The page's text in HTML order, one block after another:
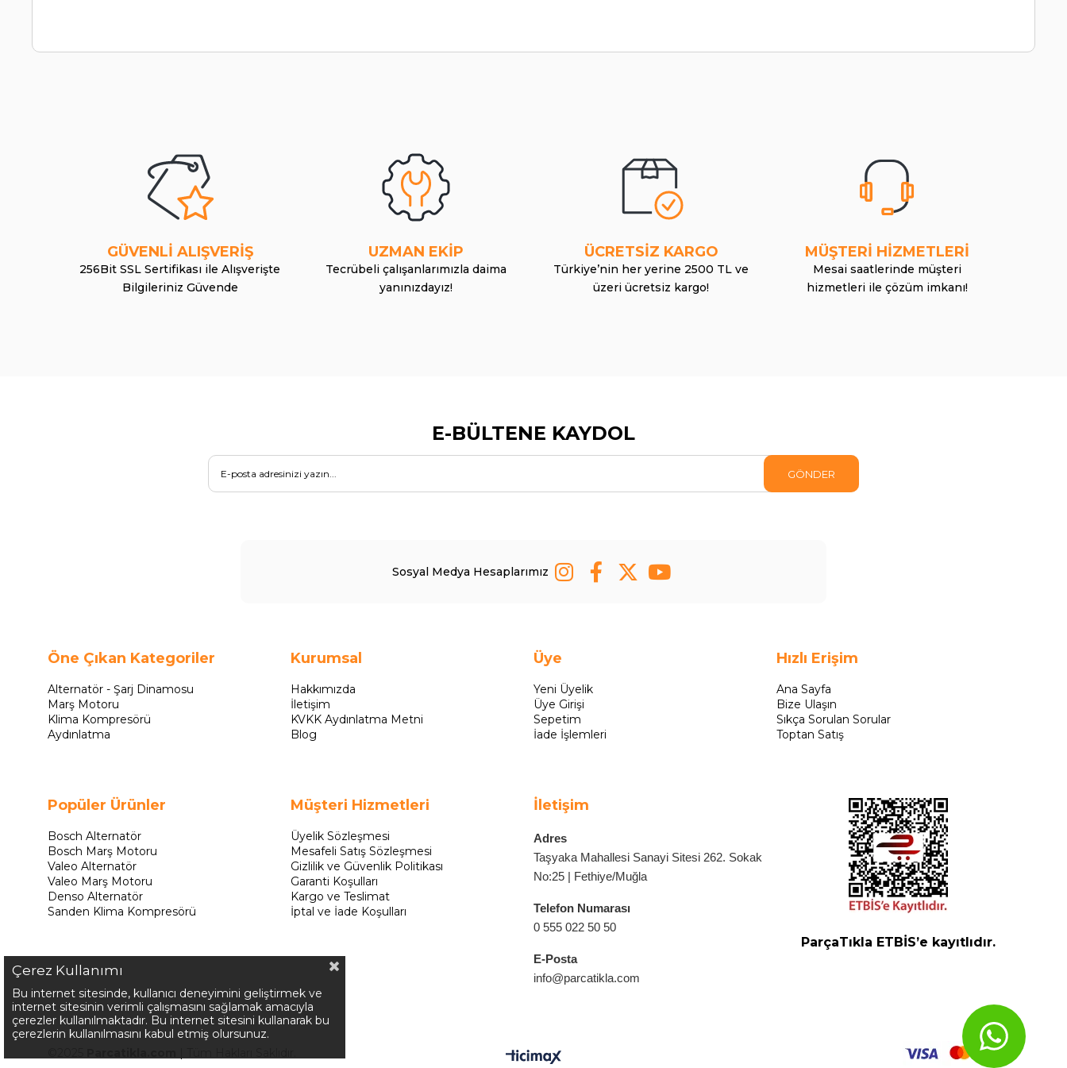
GÜVENLİ ALIŞVERİŞ
256Bit SSL Sertifikası ile Alışverişte
Bilgileriniz Güvende
UZMAN EKİP
Tecrübeli çalışanlarımızla daima
yanınızdayız!
ÜCRETSİZ KARGO
Türkiye’nin her yerine 2500 TL ve
üzeri ücretsiz kargo!
MÜŞTERİ HİZMETLERİ
Mesai saatlerinde müşteri
hizmetleri ile çözüm imkanı!
E-BÜLTENE KAYDOL
GÖNDER
Sosyal Medya Hesaplarımız
Öne Çıkan Kategoriler
Alternatör - Şarj Dinamosu
Marş Motoru
Klima Kompresörü
Aydınlatma
Popüler Ürünler
Bosch Alternatör
Bosch Marş Motoru
Valeo Alternatör
Valeo Marş Motoru
Denso Alternatör
Sanden Klima Kompresörü
Kurumsal
Hakkımızda
İletişim
KVKK Aydınlatma Metni
Blog
Müşteri Hizmetleri
Üyelik Sözleşmesi
Mesafeli Satış Sözleşmesi
Gizlilik ve Güvenlik Politikası
Garanti Koşulları
Kargo ve Teslimat
İptal ve İade Koşulları
Üye
Yeni Üyelik
Üye Girişi
Sepetim
İade İşlemleri
İletişim
Adres
Taşyaka Mahallesi Sanayi Sitesi 262. Sokak
No:25 | Fethiye/Muğla
Telefon Numarası
0 555 022 50 50
E-Posta
info@parcatikla.com
Hızlı Erişim
Ana Sayfa
Bize Ulaşın
Sıkça Sorulan Sorular
Toptan Satış
ParçaTıkla ETBİS’e kayıtlıdır.
Çerez Kullanımı
Bu internet sitesinde, kullanıcı deneyimini geliştirmek ve
internet sitesinin verimli çalışmasını sağlamak amacıyla
çerezler kullanılmaktadır. Bu internet sitesini kullanarak bu
çerezlerin kullanılmasını kabul etmiş olursunuz.